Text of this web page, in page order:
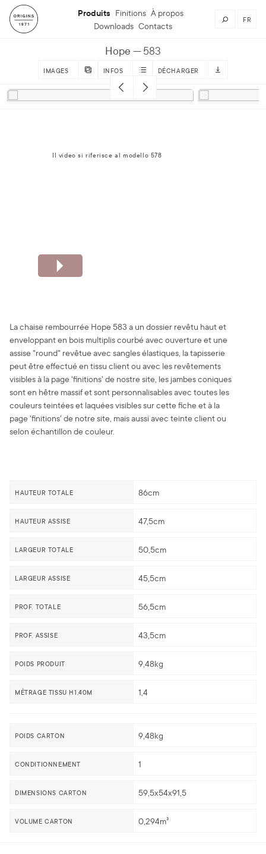
Produits Finitions À propos
Downloads Contacts
FR
Hope 583
IMAGES INFOS DÉCHARGER
Il video si riferisce al modello 578
La chaise rembourrée Hope 583 a un dossier revêtu haut et
enveloppant en bois multiplis courbé avec ouverture et une
assise "round" revêtue avec sangles élastiques, la tapisserie
peut être effectué en tissu client ou avec les revêtements
visibles à la page 'finitions' de nostre site, les jambes coniques
sont en hêtre massif et sont personnalisables avec toutes les
couleurs teintées et laquées visibles sur cette fiche et à la
page 'finitions' de notre site, mais aussi avec teinte client ou
selon échantillon de couleur.
HAUTEUR TOTALE 86cm
HAUTEUR ASSISE 47,5cm
LARGEUR TOTALE 50,5cm
LARGEUR ASSISE 45,5cm
PROF. TOTALE 56,5cm
PROF. ASSISE 43,5cm
POIDS PRODUIT 9,48kg
MÉTRAGE TISSU H1,40M 1,4
POIDS CARTON 9,48kg
CONDITIONNEMENT 1
DIMENSIONS CARTON 59,5x54x91,5
VOLUME CARTON 0,294m³